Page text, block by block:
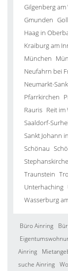
Gilgenberg
Gmunden
Haag in
Kraiburg am
München
Neufahrn bei
Neumarkt-
Pfarrkirchen
Rauris Reit im
Saaldorf-
Sankt Johann
Schönau
Traunstein
Unterhaching
Wasserburg
Büro Ainring
Ainring
suche Ainring